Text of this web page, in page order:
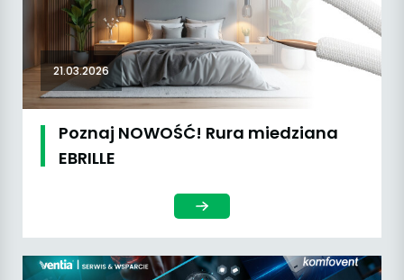
21.03.2026
Poznaj NOWOŚĆ! Rura miedziana
EBRILLE